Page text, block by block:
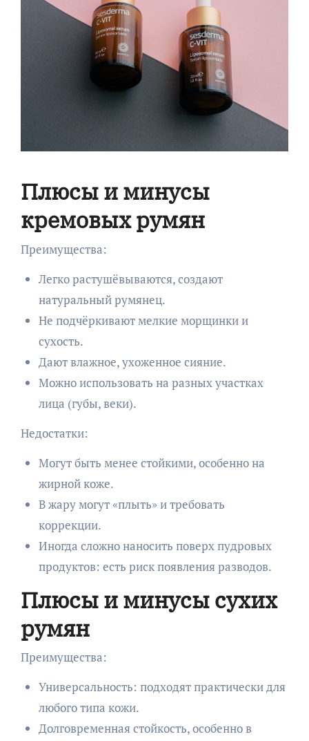
Плюсы и минусы
кремовых румян
Преимущества:
Легко растушёвываются, создают
натуральный румянец.
Не подчёркивают мелкие морщинки и
сухость.
Дают влажное, ухоженное сияние.
Можно использовать на разных участках
лица (губы, веки).
Недостатки:
Могут быть менее стойкими, особенно на
жирной коже.
В жару могут «плыть» и требовать
коррекции.
Иногда сложно наносить поверх пудровых
продуктов: есть риск появления разводов.
Плюсы и минусы сухих
румян
Преимущества:
Универсальность: подходят практически для
любого типа кожи.
Долговременная стойкость, особенно в